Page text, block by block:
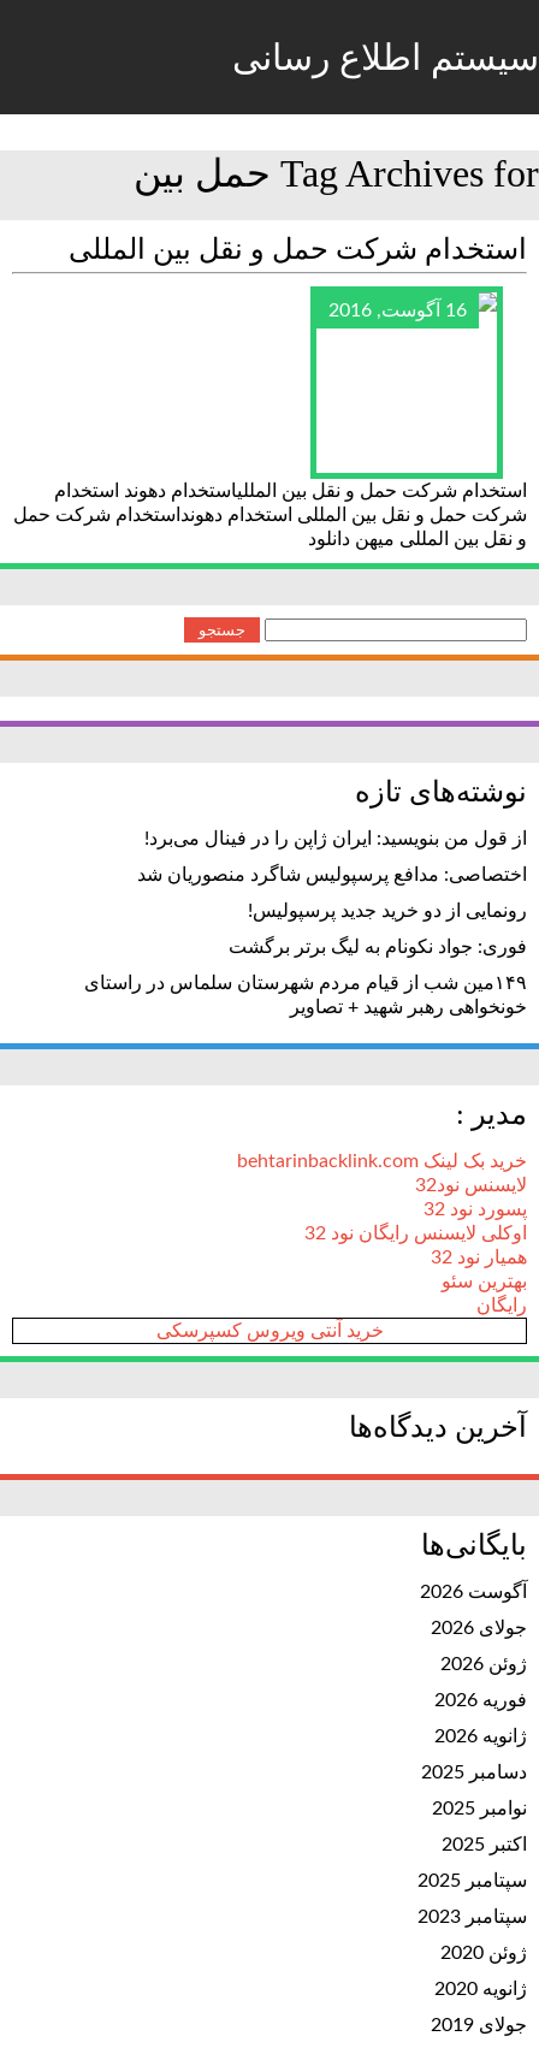
سیستم اطلاع رسانی
Tag Archives for حمل بین
استخدام شرکت حمل و نقل بین المللی
16 آگوست, 2016
استخدام شرکت حمل و نقل بین المللیاستخدام دهوند استخدام
شرکت حمل و نقل بین المللی استخدام دهونداستخدام شرکت حمل
و نقل بین المللی میهن دانلود
برای:
نوشته‌های تازه
از قول من بنویسید: ایران ژاپن را در فینال می‌برد!
اختصاصی: مدافع پرسپولیس شاگرد منصوریان شد
رونمایی از دو خرید جدید پرسپولیس!
فوری: جواد نکونام به لیگ برتر برگشت
۱۴۹مین شب از قیام مردم شهرستان سلماس در راستای
خونخواهی رهبر شهید + تصاویر
مدیر :
خرید بک لینک behtarinbacklink.com
لایسنس نود32
پسورد نود 32
اوکلی لایسنس رایگان نود 32
همیار نود 32
بهترین سئو
رایگان
خرید آنتی ویروس کسپرسکی
آخرین دیدگاه‌ها
بایگانی‌ها
آگوست 2026
جولای 2026
ژوئن 2026
فوریه 2026
ژانویه 2026
دسامبر 2025
نوامبر 2025
اکتبر 2025
سپتامبر 2025
سپتامبر 2023
ژوئن 2020
ژانویه 2020
جولای 2019